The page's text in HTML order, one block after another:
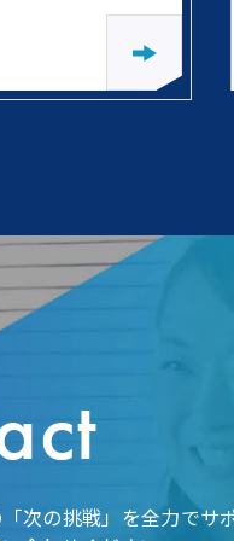
次の挑戦」を全力でサ